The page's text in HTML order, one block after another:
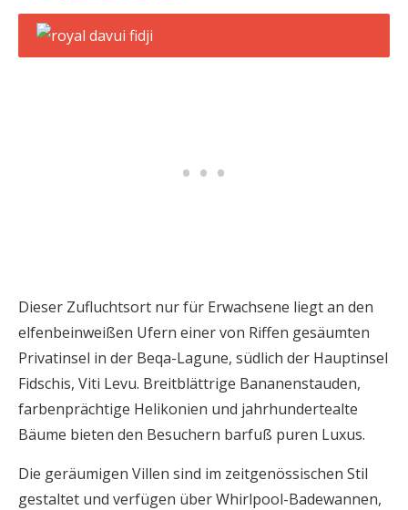
Dieser Zufluchtsort nur für Erwachsene liegt an den
elfenbeinweißen Ufern einer von Riffen gesäumten
Privatinsel in der Beqa-Lagune, südlich der Hauptinsel
Fidschis, Viti Levu. Breitblättrige Bananenstauden,
farbenprächtige Helikonien und jahrhundertealte
Bäume bieten den Besuchern barfuß puren Luxus.
Die geräumigen Villen sind im zeitgenössischen Stil
gestaltet und verfügen über Whirlpool-Badewannen,